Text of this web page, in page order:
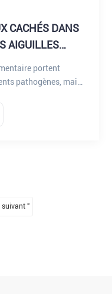
CACHÉS DANS
AIGUILLES
DE
portent
pathogènes, mais
ci, les fragments
un danger
suivant "